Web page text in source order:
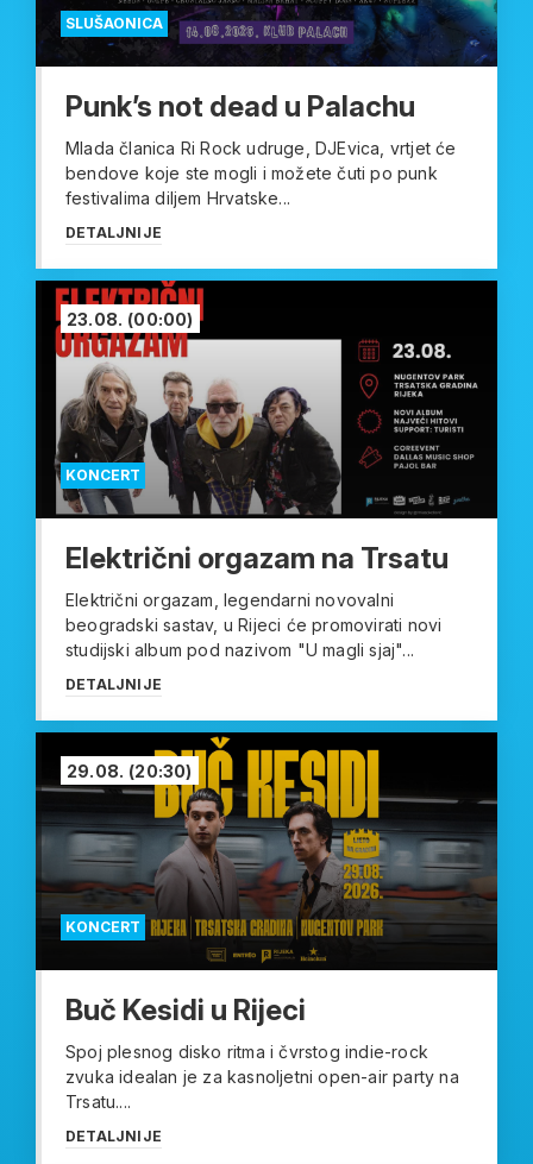
SLUŠAONICA
Punk’s not dead u Palachu
Mlada članica Ri Rock udruge, DJEvica, vrtjet će
bendove koje ste mogli i možete čuti po punk
festivalima diljem Hrvatske...
DETALJNIJE
KONCERT
23.08. (00:00)
Električni orgazam na Trsatu
Električni orgazam, legendarni novovalni
beogradski sastav, u Rijeci će promovirati novi
studijski album pod nazivom "U magli sjaj"...
DETALJNIJE
KONCERT
29.08. (20:30)
Buč Kesidi u Rijeci
Spoj plesnog disko ritma i čvrstog indie-rock
zvuka idealan je za kasnoljetni open-air party na
Trsatu....
DETALJNIJE